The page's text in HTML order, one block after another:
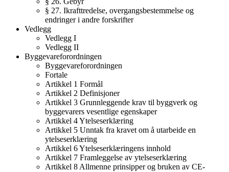
§ 27. Ikrafttredelse, overgangsbestemmelse og
endringer i andre forskrifter
Vedlegg
Vedlegg I
Vedlegg II
Byggevareforordningen
Byggevareforordningen
Fortale
Artikkel 1 Formål
Artikkel 2 Definisjoner
Artikkel 3 Grunnleggende krav til byggverk og
byggevarers vesentlige egenskaper
Artikkel 4 Ytelseserklæring
Artikkel 5 Unntak fra kravet om å utarbeide en
ytelseserklæring
Artikkel 6 Ytelseserklæringens innhold
Artikkel 7 Framleggelse av ytelseserklæring
Artikkel 8 Allmenne prinsipper og bruken av CE-